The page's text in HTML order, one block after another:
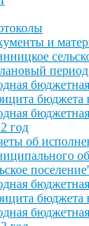
и
бюджета
год
об
бюджета